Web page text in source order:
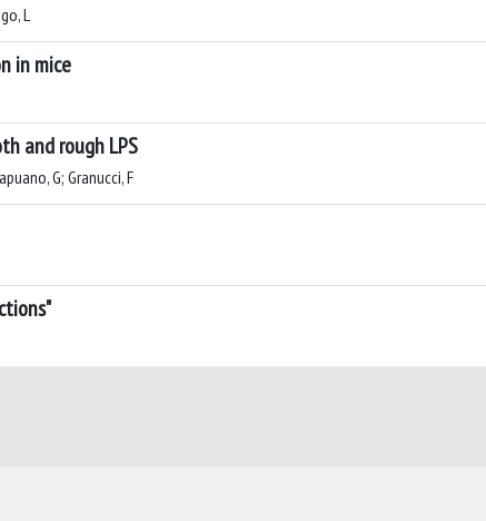
L
in mice
and rough LPS
G; Granucci, F